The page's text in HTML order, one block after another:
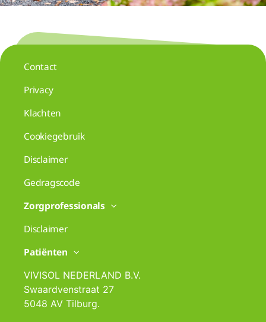
Contact
Privacy
Klachten
Cookiegebruik
Disclaimer
Gedragscode
Zorgprofessionals
Disclaimer
Patiënten
VIVISOL NEDERLAND B.V.
Swaardvenstraat 27
5048 AV Tilburg.